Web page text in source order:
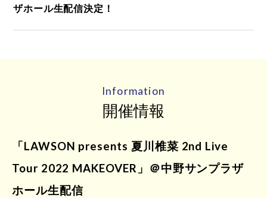
ザホール生配信決定！
Information
開催情報
「LAWSON presents 夏川椎菜 2nd Live
Tour 2022 MAKEOVER」＠中野サンプラザ
ホール生配信